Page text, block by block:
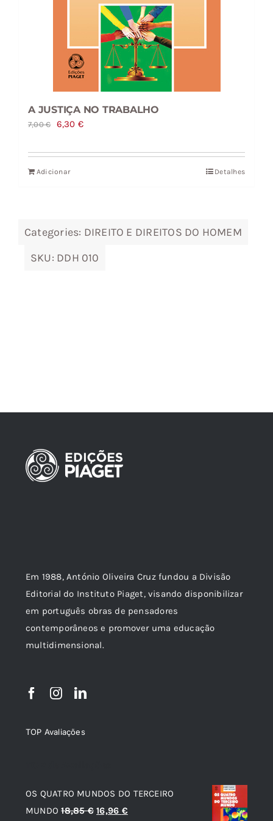
A JUSTIÇA NO TRABALHO
7,00€
O
original
era:
6,30 €O
atual
Adicionar Detalhes
Categories: DIREITO E DIREITOS DO HOMEM
SKU: DDH 010
Em 1988, António Oliveira Cruz fundou a Divisão
Editorial do Instituto Piaget, visando disponibilizar
em português obras de pensadores
contemporâneos e promover uma educação
multidimensional.
TOP Avaliações
OS QUATRO MUNDOS DO TERCEIRO
MUNDO 18,85€ O
16,96 €O